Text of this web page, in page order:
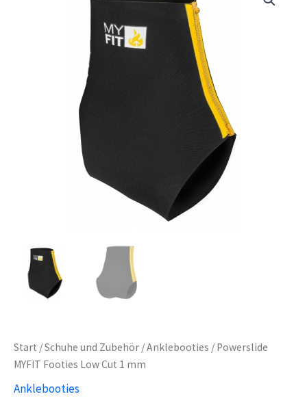
Start /Schuhe und Zubehör /Anklebooties / Powerslide
MYFIT Footies Low Cut 1 mm
Anklebooties